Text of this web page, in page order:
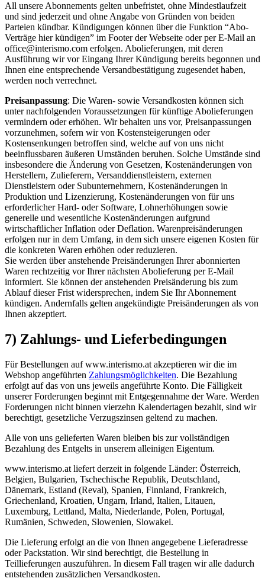
All unsere Abonnements gelten unbefristet, ohne Mindestlaufzeit
und sind jederzeit und ohne Angabe von Gründen von beiden
Parteien kündbar. Kündigungen können über die Funktion “Abo-
Verträge hier kündigen” im Footer der Webseite oder per E-Mail an
office@interismo.com erfolgen. Abolieferungen, mit deren
Ausführung wir vor Eingang Ihrer Kündigung bereits begonnen und
Ihnen eine entsprechende Versandbestätigung zugesendet haben,
werden noch verrechnet.
Preisanpassung: Die Waren- sowie Versandkosten können sich
unter nachfolgenden Voraussetzungen für künftige Abolieferungen
vermindern oder erhöhen. Wir behalten uns vor, Preisanpassungen
vorzunehmen, sofern wir von Kostensteigerungen oder
Kostensenkungen betroffen sind, welche auf von uns nicht
beeinflussbaren äußeren Umständen beruhen. Solche Umstände sind
insbesondere die Änderung von Gesetzen, Kostenänderungen von
Herstellern, Zulieferern, Versanddienstleistern, externen
Dienstleistern oder Subunternehmern, Kostenänderungen in
Produktion und Lizenzierung, Kostenänderungen von für uns
erforderlicher Hard- oder Software, Lohnerhöhungen sowie
generelle und wesentliche Kostenänderungen aufgrund
wirtschaftlicher Inflation oder Deflation. Warenpreisänderungen
erfolgen nur in dem Umfang, in dem sich unsere eigenen Kosten für
die konkreten Waren erhöhen oder reduzieren.
Sie werden über anstehende Preisänderungen Ihrer abonnierten
Waren rechtzeitig vor Ihrer nächsten Abolieferung per E-Mail
informiert. Sie können der anstehenden Preisänderung bis zum
Ablauf dieser Frist widersprechen, indem Sie Ihr Abonnement
kündigen. Andernfalls gelten angekündigte Preisänderungen als von
Ihnen akzeptiert.
7) Zahlungs- und Lieferbedingungen
Für Bestellungen auf www.interismo.at akzeptieren wir die im
Webshop angeführten Zahlungsmöglichkeiten. Die Bezahlung
erfolgt auf das von uns jeweils angeführte Konto. Die Fälligkeit
unserer Forderungen beginnt mit Entgegennahme der Ware. Werden
Forderungen nicht binnen vierzehn Kalendertagen bezahlt, sind wir
berechtigt, gesetzliche Verzugszinsen geltend zu machen.
Alle von uns gelieferten Waren bleiben bis zur vollständigen
Bezahlung des Entgelts in unserem alleinigen Eigentum.
www.interismo.at liefert derzeit in folgende Länder: Österreich,
Belgien, Bulgarien, Tschechische Republik, Deutschland,
Dänemark, Estland (Reval), Spanien, Finnland, Frankreich,
Griechenland, Kroatien, Ungarn, Irland, Italien, Litauen,
Luxemburg, Lettland, Malta, Niederlande, Polen, Portugal,
Rumänien, Schweden, Slowenien, Slowakei.
Die Lieferung erfolgt an die von Ihnen angegebene Lieferadresse
oder Packstation. Wir sind berechtigt, die Bestellung in
Teillieferungen auszuführen. In diesem Fall tragen wir alle dadurch
entstehenden zusätzlichen Versandkosten.